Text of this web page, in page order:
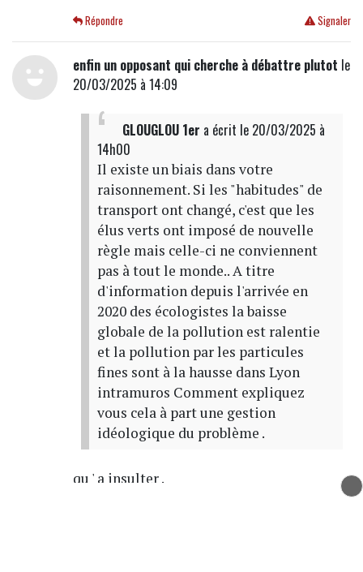
Signaler
Répondre
enfin un opposant qui cherche à débattre plutot le
20/03/2025 à 14:09
GLOUGLOU 1er a écrit le 20/03/2025 à
14h00
Il existe un biais dans votre
raisonnement. Si les "habitudes" de
transport ont changé, c'est que les
élus verts ont imposé de nouvelle
règle mais celle-ci ne conviennent
pas à tout le monde.. A titre
d'information depuis l'arrivée en
2020 des écologistes la baisse
globale de la pollution est ralentie
et la pollution par les particules
fines sont à la hausse dans Lyon
intramuros Comment expliquez
vous cela à part une gestion
idéologique du problème .
qu ' a insulter .